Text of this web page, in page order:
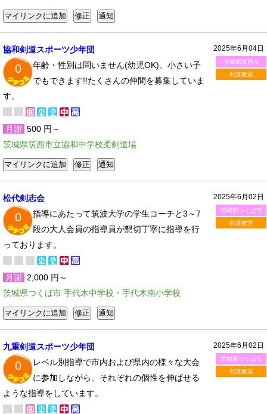
2025年6月04日
茨城県筑西市
剣道教室
協和剣道スポーツ少年団
0
年齢・性別は問いません(幼児OK)。小さい子
でもできます!!たくさんの仲間を募集していま
す。
月謝 500 円～
茨城県筑西市立協和中学校柔剣道場
2025年6月02日
茨城県つくば市
剣道教室
松代剣志会
0
指導にあたって筑波大学の学生コーチと3～7
段の大人会員の指導員が懇切丁寧に指導を行
っております。
月謝 2,000 円～
茨城県つくば市 手代木中学校・手代木南小学校
2025年6月02日
茨城県つくば市
剣道教室
九重剣道スポーツ少年団
0
レベル別指導で市内および県内の様々な大会
に参加しながら、それぞれの個性を伸ばせる
ような指導をしています。